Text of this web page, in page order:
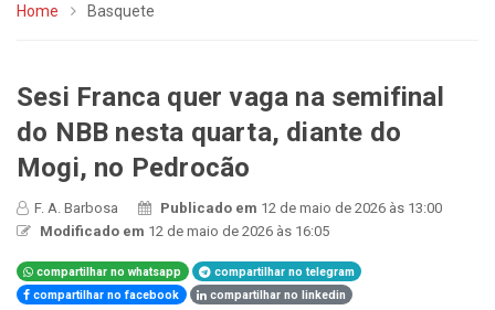
Home Basquete
Sesi Franca quer vaga na semifinal
do NBB nesta quarta, diante do
Mogi, no Pedrocão
F. A. Barbosa Publicado em 12 de maio de 2026 às 13:00
Modificado em 12 de maio de 2026 às 16:05
compartilhar no whatsapp
compartilhar no telegram
compartilhar no facebook
compartilhar no linkedin